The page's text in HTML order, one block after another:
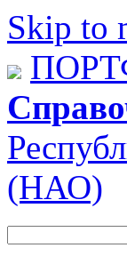
Skip to
(НАО)
Форма